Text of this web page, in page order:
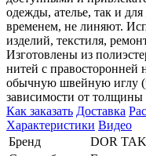
одежды, ателье, так и
временем, не линяют.
изделий, текстиля,
Изготовлены из
нитей с правосторонней
обычную швейную иглу
зависимости от толщины
Как заказать Доставка
Характеристики Видео
Бренд
DOR TAK